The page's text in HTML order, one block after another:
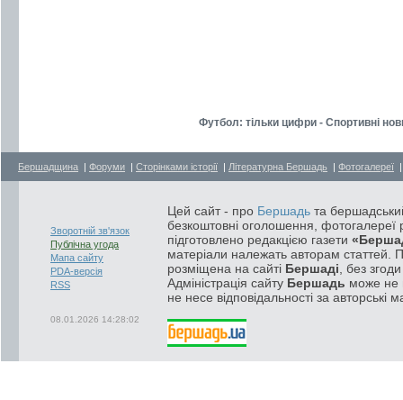
Футбол: тільки цифри - Спортивні
Бершадщина | Форуми | Сторінками історії | Літературна Бершадь | Фотогалереї
Зворотній зв'язок
Публічна угода
Мапа сайту
PDA-версія
RSS
08.01.2026 14:28:02
Цей сайт - про Бершадь та
безкоштовні оголошення, фотогалереї
підготовлено редакцією газети
матеріали належать авторам статтей.
розміщена на сайті Бершаді , без
Адміністрація сайту Бершадь може не
не несе відповідальності за авторські